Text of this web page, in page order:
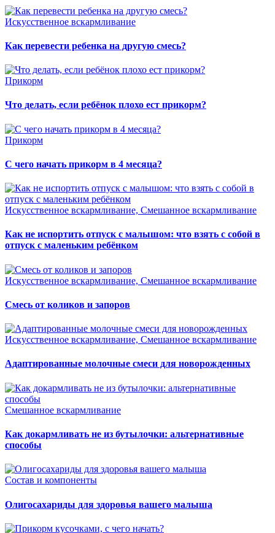
Искусственное вскармливание
Как перевести ребенка на другую смесь?
Прикорм
Что делать, если ребёнок плохо ест прикорм?
Прикорм
С чего начать прикорм в 4 месяца?
Искусственное вскармливание, Смешанное вскармливание
Как не испортить отпуск с малышом: что взять с собой в
отпуск с маленьким ребёнком
Искусственное вскармливание, Смешанное вскармливание
Смесь от коликов и запоров
Искусственное вскармливание, Смешанное вскармливание
Адаптированные молочные смеси для новорожденных
Смешанное вскармливание
Как докармливать не из бутылочки: альтернативные
способы
Состав и компоненты
Олигосахариды для здоровья вашего малыша